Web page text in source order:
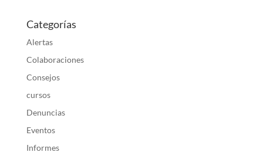
Categorías
Alertas
Colaboraciones
Consejos
cursos
Denuncias
Eventos
Informes